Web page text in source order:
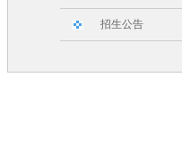
招生公告